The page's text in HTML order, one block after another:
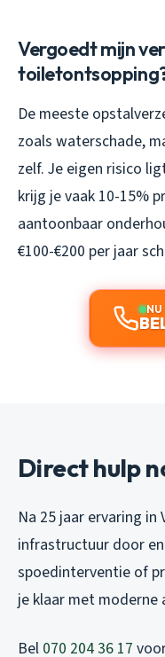
Vergoedt mijn
De meeste
zoals waterschade,
zelf. Je eigen risico
krijg je vaak 10-15%
aantoonbaar
€100-€200 per jaar
NU
Direct hulp
Na 25 jaar ervaring
infrastructuur door
spoedinterventie of
je klaar met moderne
Bel 070 204 36 17